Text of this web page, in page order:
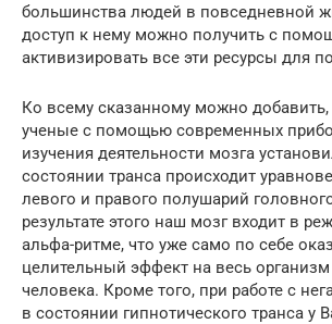
большинства людей в повседневной
доступ к нему можно получить с
активизировать все эти ресурсы для
Ко всему сказанному можно добавить,
ученые с помощью современных
изучения деятельности мозга
состоянии транса происходит
левого и правого полушарий
результате этого наш мозг входит в
альфа-ритме, что уже само по себе
целительный эффект на весь
человека. Кроме того, при работе с
в состоянии гипнотического транса у